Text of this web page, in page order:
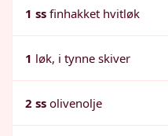
1 ss finhakket hvitløk
1 løk, i tynne skiver
2 ss olivenolje